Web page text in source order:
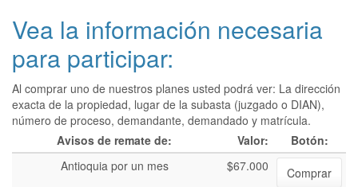
Vea la información necesaria
para participar:
Al comprar uno de nuestros planes usted podrá ver: La dirección
exacta de la propiedad, lugar de la subasta (juzgado o DIAN),
número de proceso, demandante, demandado y matrícula.
Avisos de remate de:
Valor:
Botón:
Antioquia por un mes
$67.000
Comprar